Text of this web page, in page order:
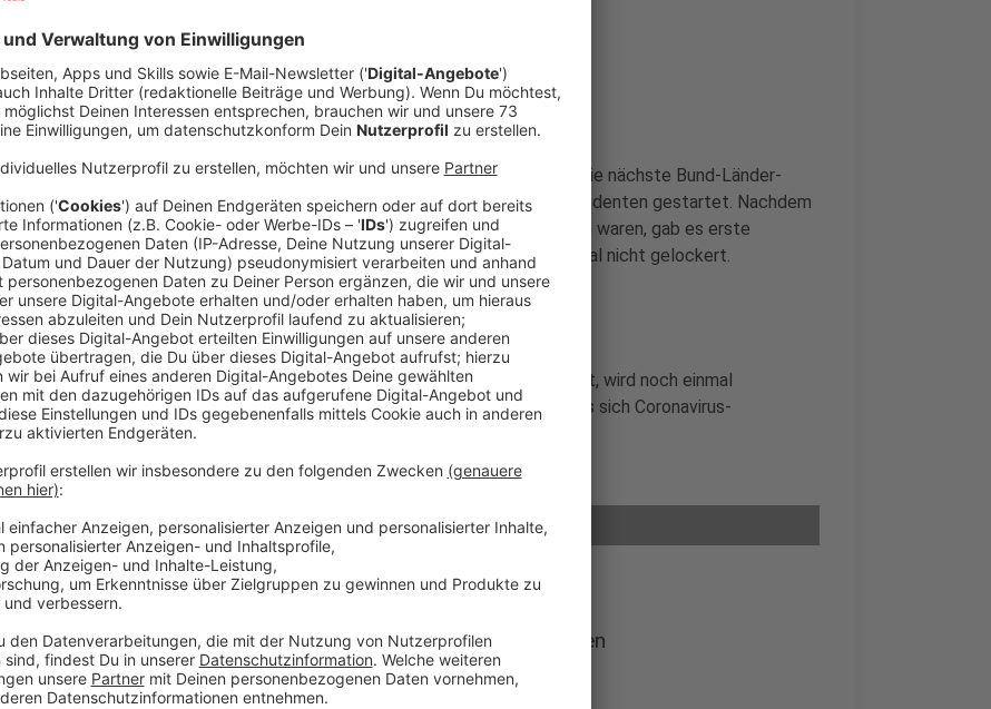
Lockdown Verlängerung mit wenig Lockerungen
Anzeige
Mit rund einer Stunde Verspätung ist am Mittwoch-Nachmittag die nächste Bund-Länder-
Runde zwischen Kanzlerin Angela Merkel und den 16 Ministerpräsidenten gestartet. Nachdem
die Infektionszahlen in den vergangenen Wochen stetig gesunken waren, gab es erste
Lockerungs-Debatten im Vorfeld. Nun steht fest: Viel wird erstmal nicht gelockert.
Anzeige
Der Lockdown, der in seiner Form schon mehrere Wochen besteht, wird noch einmal
verlängert. Diesmal bis mindestens 7. März. Die Befürchtung, dass sich Coronavirus-
Mutationen doch noch ausbreiten könnten, seien zu groß.
Anzeige
©RADIO WMW
Anzeige
Streitpunkt Schulen: Nun dürfen Länder frei entscheiden
Anzeige